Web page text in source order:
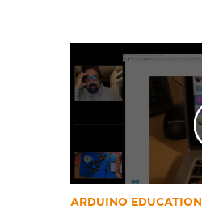
ARDUINO EDUCATION